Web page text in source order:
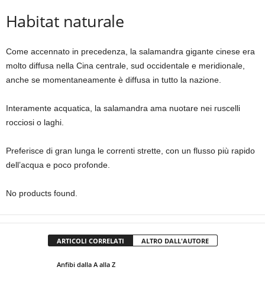
Habitat naturale
Come accennato in precedenza, la salamandra gigante cinese era
molto diffusa nella Cina centrale, sud occidentale e meridionale,
anche se momentaneamente è diffusa in tutto la nazione.
Interamente acquatica, la salamandra ama nuotare nei ruscelli
rocciosi o laghi.
Preferisce di gran lunga le correnti strette, con un flusso più rapido
dell’acqua e poco profonde.
No products found.
ARTICOLI CORRELATI ALTRO DALL'AUTORE
Anfibi dalla A alla Z